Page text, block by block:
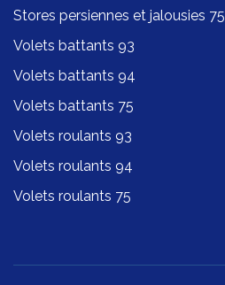
Stores persiennes et jalousies 75
Volets battants 93
Volets battants 94
Volets battants 75
Volets roulants 93
Volets roulants 94
Volets roulants 75